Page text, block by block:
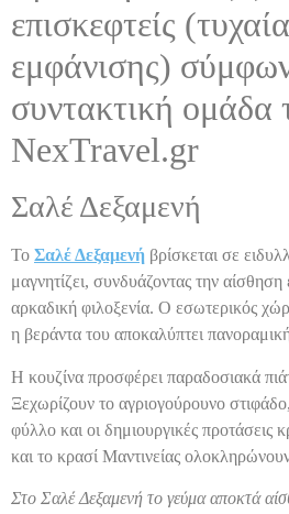
επισκεφτείς
εμφάνισης)
συντακτική ομάδα
NexTravel.gr
Σαλέ Δεξαμενή
Το Σαλέ Δεξαμενή βρίσκεται σε
μαγνητίζει, συνδυάζοντας την
αρκαδική φιλοξενία. Ο εσωτερικός
η βεράντα του αποκαλύπτει
Η κουζίνα προσφέρει παραδοσιακά
Ξεχωρίζουν το αγριογούρουνο
φύλλο και οι δημιουργικές προτάσεις
και το κρασί Μαντινείας
Στο Σαλέ Δεξαμενή το γεύμα αποκτά